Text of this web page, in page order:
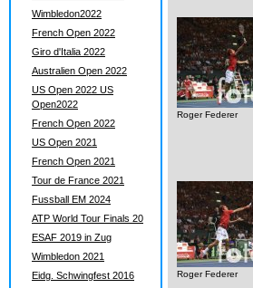
Wimbledon2022
French Open 2022
Giro d'Italia 2022
Australien Open 2022
US Open 2022 US
Open2022
French Open 2022
US Open 2021
French Open 2021
Tour de France 2021
Fussball EM 2024
ATP World Tour Finals 20
ESAF 2019 in Zug
Wimbledon 2021
Eidg. Schwingfest 2016
Roger Federer
Roger Federer